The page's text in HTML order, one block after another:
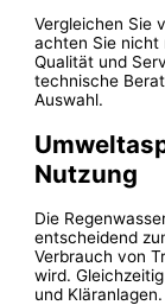
Vergleichen Sie
achten Sie nicht
Qualität und
technische
Auswahl.
Nutzung
Die
entscheidend
Verbrauch von
wird.
und Kläranlagen.